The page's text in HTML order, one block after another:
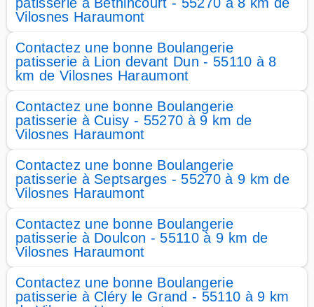
Vilosnes Haraumont
Contactez une bonne Boulangerie
patisserie à Lion devant Dun - 55110 à 8
km de Vilosnes Haraumont
Contactez une bonne Boulangerie
patisserie à Cuisy - 55270 à 9 km de
Vilosnes Haraumont
Contactez une bonne Boulangerie
patisserie à Septsarges - 55270 à 9 km de
Vilosnes Haraumont
Contactez une bonne Boulangerie
patisserie à Doulcon - 55110 à 9 km de
Vilosnes Haraumont
Contactez une bonne Boulangerie
patisserie à Cléry le Grand - 55110 à 9 km